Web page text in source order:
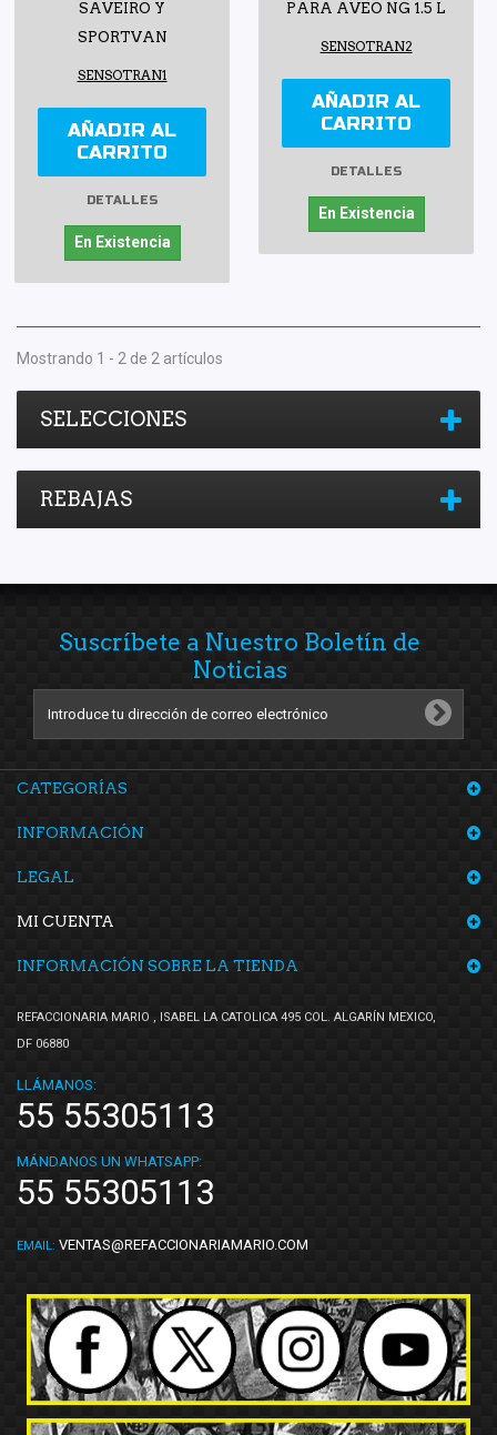
SAVEIRO Y
SPORTVAN
SENSOTRAN1
AÑADIR AL
CARRITO
DETALLES
En Existencia
PARA AVEO NG 1.5 L
SENSOTRAN2
AÑADIR AL
CARRITO
DETALLES
En Existencia
Mostrando 1 - 2 de 2 artículos
SELECCIONES
REBAJAS
Suscríbete a Nuestro Boletín de
Noticias
CATEGORÍAS
INFORMACIÓN
LEGAL
MI CUENTA
INFORMACIÓN SOBRE LA TIENDA
REFACCIONARIA MARIO , ISABEL LA CATOLICA 495 COL. ALGARÍN MEXICO,
DF 06880
LLÁMANOS:
55 55305113
MÁNDANOS UN WHATSAPP:
55 55305113
EMAIL: VENTAS@REFACCIONARIAMARIO.COM